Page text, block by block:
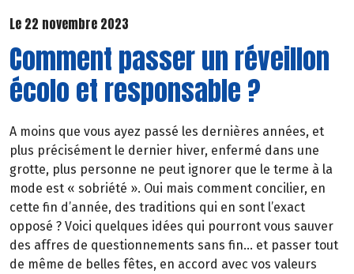
Le 22 novembre 2023
Comment passer un réveillon
écolo et responsable ?
A moins que vous ayez passé les dernières années, et
plus précisément le dernier hiver, enfermé dans une
grotte, plus personne ne peut ignorer que le terme à la
mode est « sobriété ». Oui mais comment concilier, en
cette fin d’année, des traditions qui en sont l’exact
opposé ? Voici quelques idées qui pourront vous sauver
des affres de questionnements sans fin... et passer tout
de même de belles fêtes, en accord avec vos valeurs